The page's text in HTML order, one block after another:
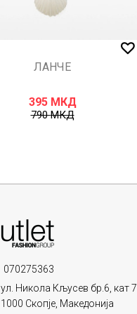
ЛАНЧЕ
395 МКД
790МКД
070275363
ул. Никола Кљусев бр.6, кат 7
1000 Скопје, Македонија